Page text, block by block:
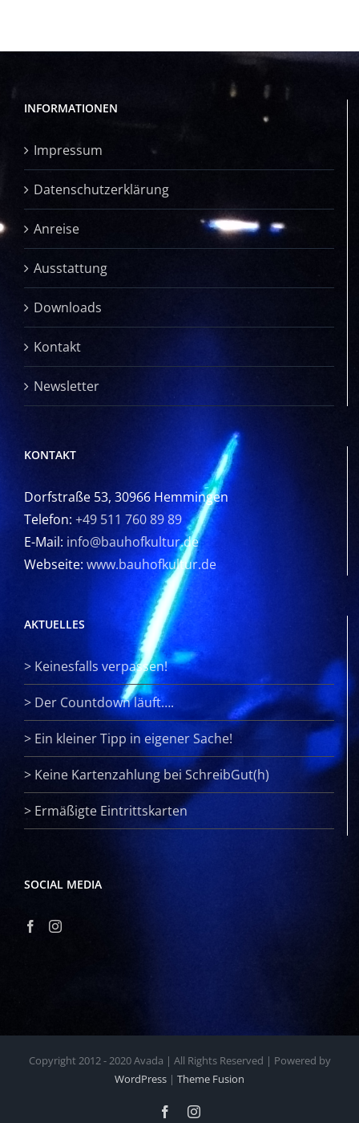
INFORMATIONEN
Impressum
Datenschutzerklärung
Anreise
Ausstattung
Downloads
Kontakt
Newsletter
KONTAKT
Dorfstraße 53, 30966 Hemmingen
Telefon: +49 511 760 89 89
E-Mail: info@bauhofkultur.de
Webseite: www.bauhofkultur.de
AKTUELLES
> Keinesfalls verpassen!
> Der Countdown läuft….
> Ein kleiner Tipp in eigener Sache!
> Keine Kartenzahlung bei SchreibGut(h)
> Ermäßigte Eintrittskarten
SOCIAL MEDIA
Copyright 2012 - 2020 Avada | All Rights Reserved | Powered by
WordPress | Theme Fusion
FacebookInstagram